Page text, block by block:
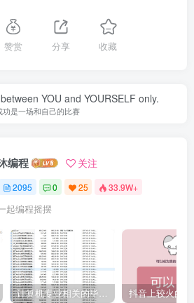
赞赏 分享 收藏
YOU and YOURSELF only.
功是一场和自己的比赛
编程 关注
2095 0 25 33.9W+
起编程摇摆
计算机专业相关的毕业设计论文合集免费下载